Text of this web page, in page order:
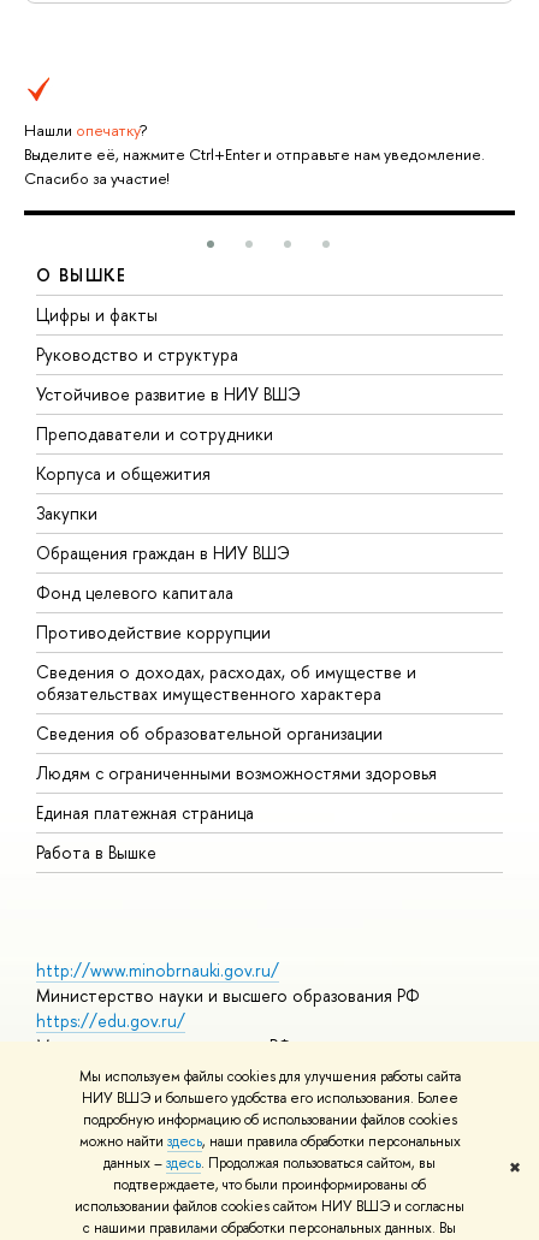
Мы используем файлы cookies для улучшения работы сайта
НИУ ВШЭ и большего удобства его использования. Более
подробную информацию об использовании файлов cookies
можно найти здесь, наши правила обработки персональных
данных –здесь. Продолжая пользоваться сайтом, вы
подтверждаете, что были проинформированы об
использовании файлов cookies сайтом НИУ ВШЭ и согласны
с нашими правилами обработки персональных данных. Вы
✖
Нашли опечатку?
Выделите её, нажмите Ctrl+Enter и отправьте нам уведомление.
Спасибо за участие!
О ВЫШКЕ
Цифры и факты
Руководство и структура
Устойчивое развитие в НИУ ВШЭ
Преподаватели и сотрудники
Корпуса и общежития
Закупки
Обращения граждан в НИУ ВШЭ
Фонд целевого капитала
Противодействие коррупции
Сведения о доходах, расходах, об имуществе и
обязательствах имущественного характера
Сведения об образовательной организации
Людям с ограниченными возможностями здоровья
Единая платежная страница
Работа в Вышке
http://www.minobrnauki.gov.ru/
Министерство науки и высшего образования РФ
https://edu.gov.ru/
Министерство просвещения РФ
https://elearning.hse.ru/mooc
Массовые открытые онлайн-курсы
© НИУ ВШЭ 1993–2026 Адреса и контактыУсловия
использования материалов Политика конфиденциальности